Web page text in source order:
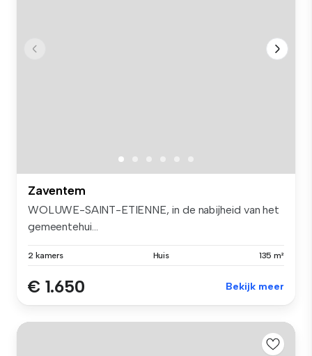
Zaventem
WOLUWE-SAINT-ETIENNE, in de nabijheid van het
gemeentehui...
2 kamers Huis 135 m²
€ 1.650 Bekijk meer